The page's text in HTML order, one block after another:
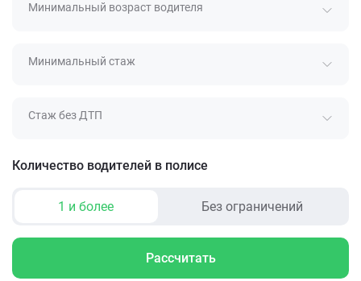
Минимальный возраст водителя
Минимальный стаж
Стаж без ДТП
Количество водителей в полисе
1 и более Без ограничений
Рассчитать